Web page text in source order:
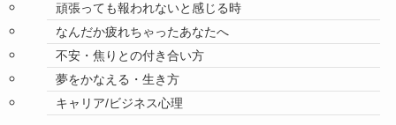
頑張っても報われないと感じる時
なんだか疲れちゃったあなたへ
不安・焦りとの付き合い方
夢をかなえる・生き方
キャリア/ビジネス心理